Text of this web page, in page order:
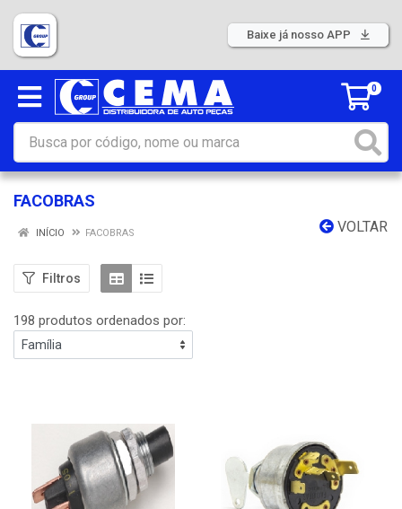
Baixe já nosso APP
0
FACOBRAS
VOLTAR
INÍCIO FACOBRAS
Filtros
198 produtos ordenados por: